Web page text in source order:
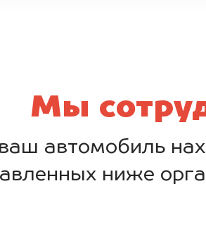
Мы
автомобиль
ниже